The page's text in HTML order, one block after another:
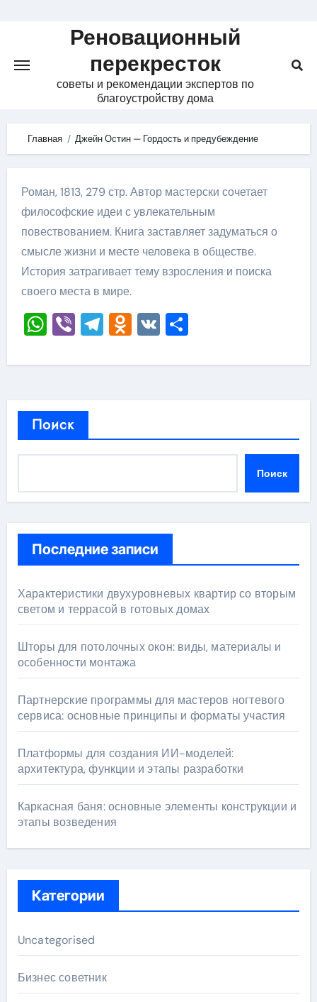
Реновационный
перекресток
советы и рекомендации экспертов по
благоустройству дома
Главная Джейн Остин — Гордость и предубеждение
Роман, 1813, 279 стр. Автор мастерски сочетает
философские идеи с увлекательным
повествованием. Книга заставляет задуматься о
смысле жизни и месте человека в обществе.
История затрагивает тему взросления и поиска
своего места в мире.
WhatsApp
ViberTelegram
Odnoklassniki
VKОтправить
Поиск
Поиск
Последние записи
Характеристики двухуровневых квартир со вторым
светом и террасой в готовых домах
Шторы для потолочных окон: виды, материалы и
особенности монтажа
Партнерские программы для мастеров ногтевого
сервиса: основные принципы и форматы участия
Платформы для создания ИИ-моделей:
архитектура, функции и этапы разработки
Каркасная баня: основные элементы конструкции и
этапы возведения
Категории
Uncategorised
Бизнес советник